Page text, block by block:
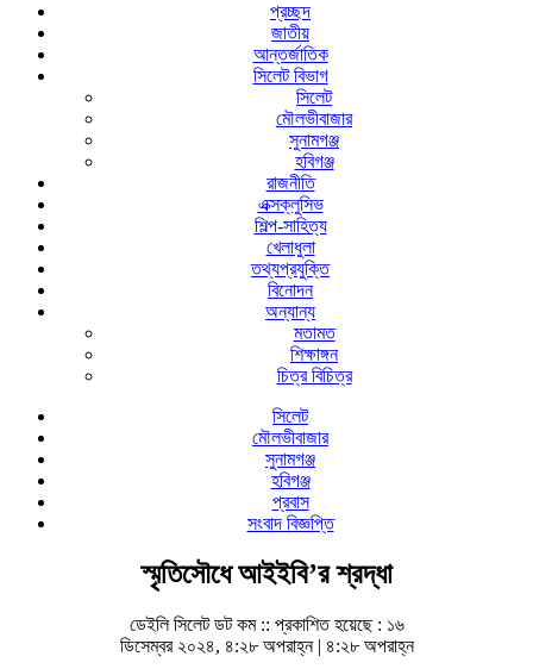
প্রচ্ছদ
জাতীয়
আন্তর্জাতিক
সিলেট বিভাগ
সিলেট
মৌলভীবাজার
সুনামগঞ্জ
হবিগঞ্জ
রাজনীতি
এক্সক্লুসিভ
শিল্প-সাহিত্য
খেলাধুলা
তথ্যপ্রযুক্তি
বিনোদন
অন্যান্য
মতামত
শিক্ষাঙ্গন
চিত্র বিচিত্র
সিলেট
মৌলভীবাজার
সুনামগঞ্জ
হবিগঞ্জ
প্রবাস
সংবাদ বিজ্ঞপ্তি
স্মৃতিসৌধে আইইবি’র শ্রদ্ধা
ডেইলি সিলেট ডট কম :: প্রকাশিত হয়েছে : ১৬
ডিসেম্বর ২০২৪, ৪:২৮ অপরাহ্ন | ৪:২৮ অপরাহ্ন